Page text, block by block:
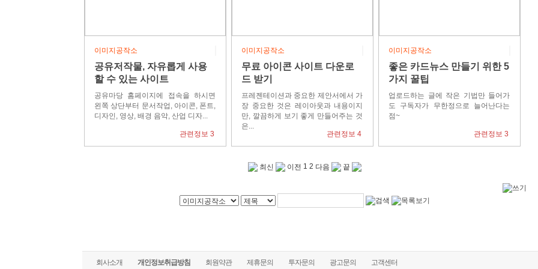
이미지공작소
공유저작물, 자유롭게 사용
할 수 있는 사이트
공유마당 홈페이지에 접속을 하시면
왼쪽 상단부터 문서작업, 아이콘, 폰트,
디자인, 영상, 배경 음악, 산업 디자...
관련정보 3
이미지공작소
무료 아이콘 사이트 다운로
드 받기
프레젠테이션과 중요한 제안서에서 가
장 중요한 것은 레이아웃과 내용이지
만, 깔끔하게 보기 좋게 만들어주는 것
은...
관련정보 4
이미지공작소
좋은 카드뉴스 만들기 위한 5
가지 꿀팁
업로드하는 글에 작은 기법만 들어가
도 구독자가 무한정으로 늘어난다는
점~
관련정보 3
최신 이전 1 2 다음 끝
회사소개 개인정보취급방침 회원약관 제휴문의 투자문의 광고문의 고객센터